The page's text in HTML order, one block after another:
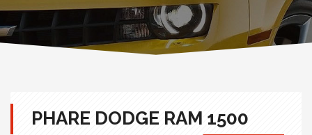
PHARE DODGE RAM 1500